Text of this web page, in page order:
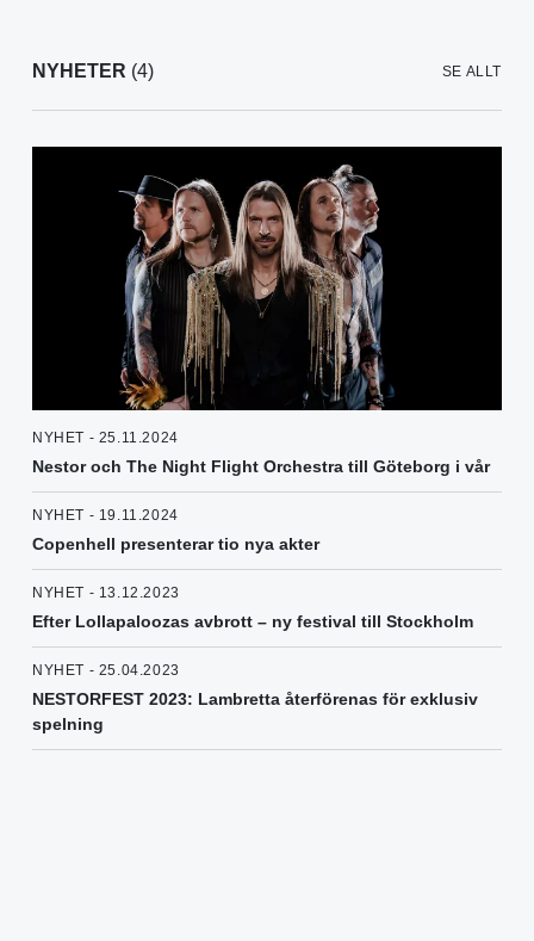
NYHETER (4) SE ALLT
NYHET - 25.11.2024
Nestor och The Night Flight Orchestra till Göteborg i vår
NYHET - 19.11.2024
Copenhell presenterar tio nya akter
NYHET - 13.12.2023
Efter Lollapaloozas avbrott – ny festival till Stockholm
NYHET - 25.04.2023
NESTORFEST 2023: Lambretta återförenas för exklusiv
spelning